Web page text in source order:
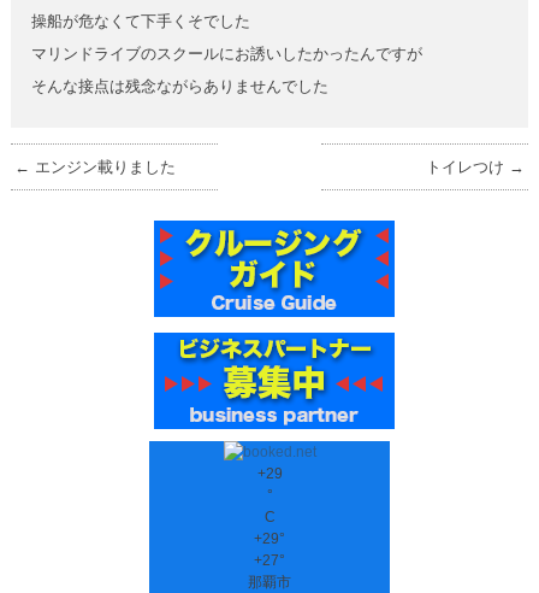
操船が危なくて下手くそでした
マリンドライブのスクールにお誘いしたかったんですが
そんな接点は残念ながらありませんでした
← エンジン載りました トイレつけ →
+29
°
C
+29°
+27°
那覇市